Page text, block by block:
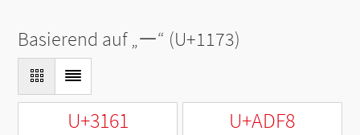
Basierend auf „ᅳ“ (U+1173)
U+3161 U+ADF8